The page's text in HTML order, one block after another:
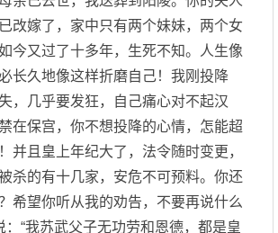
改嫁了，家中只有两个妹妹，两个女
今又过了十多年，生死不知。人生像
长久地像这样折磨自己！我刚投降
，几乎要发狂，自己痛心对不起汉
在保宫，你不想投降的心情，怎能超
并且皇上年纪大了，法令随时变更，
杀的有十几家，安危不可预料。你还
希望你听从我的劝告，不要再说什么
我苏武父子无功劳和恩德，都是皇